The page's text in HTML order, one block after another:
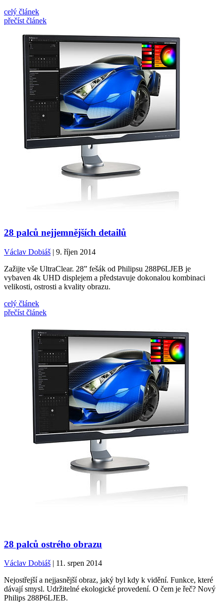
celý článek
přečíst článek
28 palců nejjemnějších detailů
Václav Dobiáš | 9. říjen 2014
Zažijte vše UltraClear. 28” fešák od Philipsu 288P6LJEB je
vybaven 4k UHD displejem a představuje dokonalou kombinaci
velikosti, ostrosti a kvality obrazu.
celý článek
přečíst článek
28 palců ostrého obrazu
Václav Dobiáš | 11. srpen 2014
Nejostřejší a nejjasnější obraz, jaký byl kdy k vidění. Funkce, které
dávají smysl. Udržitelné ekologické provedení. O čem je řeč? Nový
Philips 288P6LJEB.